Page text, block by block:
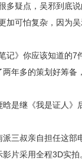
多疑点，吴邪到底
加可怕复杂，因为
记》你应该知道的7
两年多的策划好筹备
晗是继《我是证人》
三叔亲自担任这部
片采用全程3D实拍